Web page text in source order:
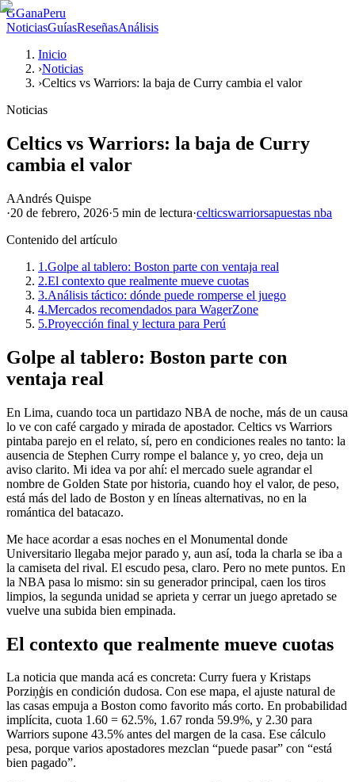
GGanaPeru
NoticiasGuíasReseñasAnálisis
Inicio
›Noticias
›Celtics vs Warriors: la baja de Curry cambia el valor
Noticias
Celtics vs Warriors: la baja de Curry
cambia el valor
AAndrés Quispe
·20 de febrero, 2026·5 min de lectura·celticswarriorsapuestas nba
Contenido del artículo
1.Golpe al tablero: Boston parte con ventaja real
2.El contexto que realmente mueve cuotas
3.Análisis táctico: dónde puede romperse el juego
4.Mercados recomendados para WagerZone
5.Proyección final y lectura para Perú
Golpe al tablero: Boston parte con
ventaja real
En Lima, cuando toca un partidazo NBA de noche, más de un causa
lo ve con café cargado y mirada de apostador. Celtics vs Warriors
pintaba parejo en el relato, sí, pero en condiciones reales no tanto: la
ausencia de Stephen Curry rompe el balance y, yo creo, deja un
aviso clarito. Mi idea va por ahí: el mercado suele agrandar el
nombre de Golden State por historia, cuando hoy el valor, de peso,
está más del lado de Boston y en líneas alternativas, no en la
romántica del batacazo.
Me hace acordar a esas noches en el Monumental donde
Universitario llegaba mejor parado y, aun así, toda la charla se iba a
la camiseta del rival. El escudo pesa, claro. Pero no mete puntos. En
la NBA pasa lo mismo: sin su generador principal, caen los tiros
limpios, la segunda unidad se aprieta y cerrar un juego apretado se
vuelve una subida bien empinada.
El contexto que realmente mueve cuotas
La noticia que manda acá es concreta: Curry fuera y Kristaps
Porziņģis en condición dudosa. Con ese mapa, el ajuste natural de
las casas empuja a Boston como favorito más corto. En probabilidad
implícita, cuota 1.60 = 62.5%, 1.67 ronda 59.9%, y 2.30 para
Warriors supone 43.5% antes del margen de la casa. Ese cálculo
pesa, porque varios apostadores mezclan “puede pasar” con “está
bien pagado”.